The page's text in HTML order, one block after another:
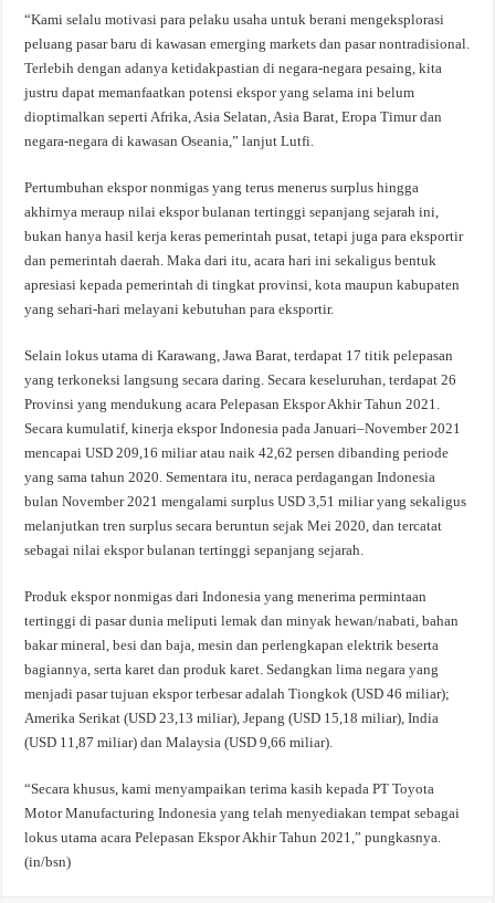
“Kami selalu motivasi para pelaku usaha untuk berani mengeksplorasi
peluang pasar baru di kawasan emerging markets dan pasar nontradisional.
Terlebih dengan adanya ketidakpastian di negara-negara pesaing, kita
justru dapat memanfaatkan potensi ekspor yang selama ini belum
dioptimalkan seperti Afrika, Asia Selatan, Asia Barat, Eropa Timur dan
negara-negara di kawasan Oseania,” lanjut Lutfi.
Pertumbuhan ekspor nonmigas yang terus menerus surplus hingga
akhirnya meraup nilai ekspor bulanan tertinggi sepanjang sejarah ini,
bukan hanya hasil kerja keras pemerintah pusat, tetapi juga para eksportir
dan pemerintah daerah. Maka dari itu, acara hari ini sekaligus bentuk
apresiasi kepada pemerintah di tingkat provinsi, kota maupun kabupaten
yang sehari-hari melayani kebutuhan para eksportir.
Selain lokus utama di Karawang, Jawa Barat, terdapat 17 titik pelepasan
yang terkoneksi langsung secara daring. Secara keseluruhan, terdapat 26
Provinsi yang mendukung acara Pelepasan Ekspor Akhir Tahun 2021.
Secara kumulatif, kinerja ekspor Indonesia pada Januari–November 2021
mencapai USD 209,16 miliar atau naik 42,62 persen dibanding periode
yang sama tahun 2020. Sementara itu, neraca perdagangan Indonesia
bulan November 2021 mengalami surplus USD 3,51 miliar yang sekaligus
melanjutkan tren surplus secara beruntun sejak Mei 2020, dan tercatat
sebagai nilai ekspor bulanan tertinggi sepanjang sejarah.
Produk ekspor nonmigas dari Indonesia yang menerima permintaan
tertinggi di pasar dunia meliputi lemak dan minyak hewan/nabati, bahan
bakar mineral, besi dan baja, mesin dan perlengkapan elektrik beserta
bagiannya, serta karet dan produk karet. Sedangkan lima negara yang
menjadi pasar tujuan ekspor terbesar adalah Tiongkok (USD 46 miliar);
Amerika Serikat (USD 23,13 miliar), Jepang (USD 15,18 miliar), India
(USD 11,87 miliar) dan Malaysia (USD 9,66 miliar).
“Secara khusus, kami menyampaikan terima kasih kepada PT Toyota
Motor Manufacturing Indonesia yang telah menyediakan tempat sebagai
lokus utama acara Pelepasan Ekspor Akhir Tahun 2021,” pungkasnya.
(in/bsn)